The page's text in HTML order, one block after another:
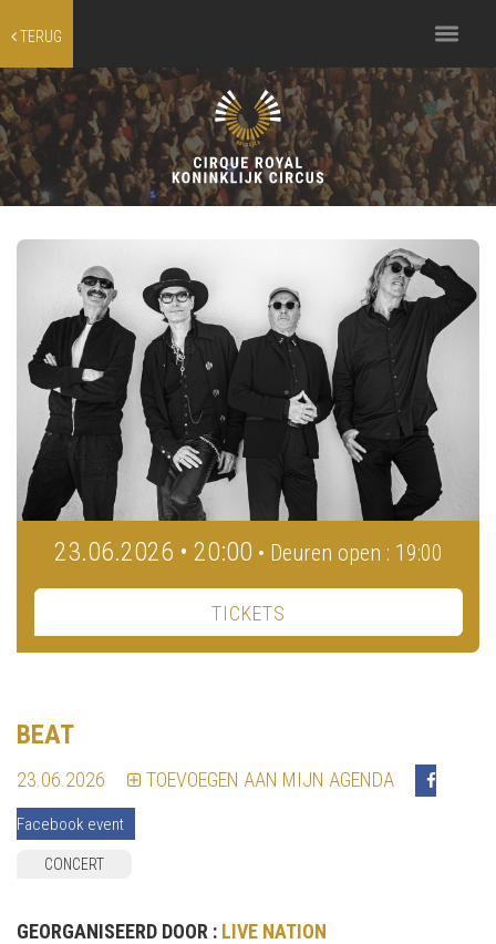
TERUG
Toggle
navigation
23.06.2026 • 20:00 • Deuren open : 19:00
TICKETS
BEAT
23.06.2026 TOEVOEGEN AAN MIJN AGENDA
Facebook event
CONCERT
GEORGANISEERD DOOR : LIVE NATION